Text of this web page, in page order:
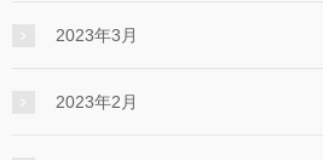
2023年3月
2023年2月